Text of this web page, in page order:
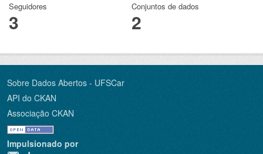
Seguidores
3
Conjuntos de dados
2
Sobre Dados Abertos - UFSCar
API do CKAN
Associação CKAN
Impulsionado por